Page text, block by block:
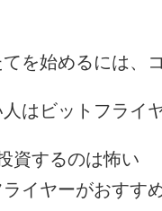
を始めるには、
はビットフライ
資するのは怖い
イヤーがおすすめ